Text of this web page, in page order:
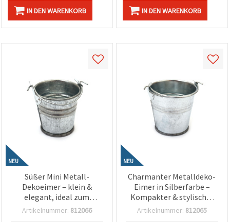
IN DEN WARENKORB IN DEN WARENKORB
NEU
Süßer Mini Metall-
Dekoeimer – klein &
elegant, ideal zum
Basteln und Dekorieren
Artikelnummer: 812066
NEU
Charmanter Metalldeko-
Eimer in Silberfarbe –
Kompakter & stylischer
Akzent für Basteln,
Artikelnummer: 812065